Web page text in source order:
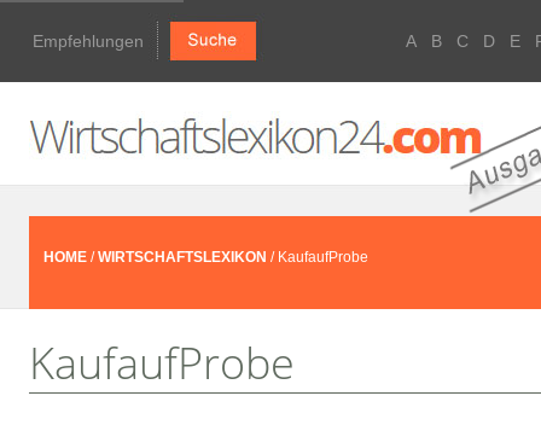
Empfehlungen A B C D E
HOME /WIRTSCHAFTSLEXIKON / KaufaufProbe
KaufaufProbe